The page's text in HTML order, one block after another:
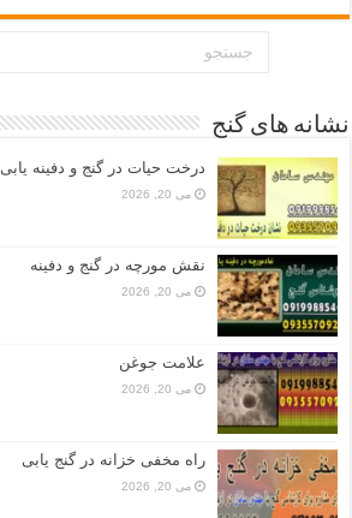
نشانه های گنج
درخت حیات در گنج و دفینه یابی
می 20, 2026
نقش مورچه در گنج و دفینه
می 20, 2026
علامت جوغن
می 20, 2026
راه مخفی خزانه در گنج یابی
می 20, 2026